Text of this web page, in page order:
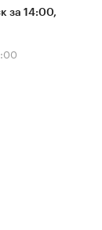
за 14:00,